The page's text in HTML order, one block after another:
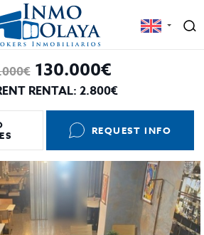
130.000€
RENTAL: 2.800€
REQUEST INFO